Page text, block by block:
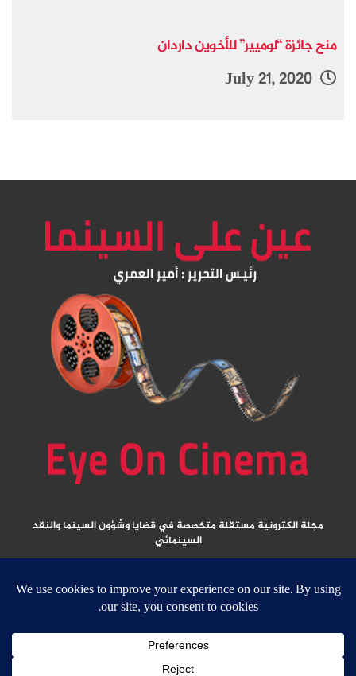
منح جائزة “لوميير” للأخوين داردان
مجلة الكترونية مستقلة متخصصة في قضايا وشؤون السينما والنقد
السينمائي
جميع الحقوق محفوظة ولا يسمح بإعادة نشر أي مادة من المواد المنشورة في هذا
الموقع إلا بعد الحصول على تصريح مكتوب من الناشر/ رئيس التحرير